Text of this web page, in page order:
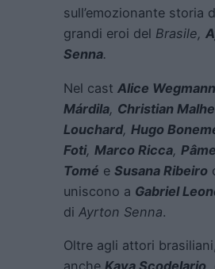
sull’emozionante storia
grandi eroi del Brasile,
Senna.
Nel cast Alice Wegmann
Márdila, Christian
Louchard, Hugo
Foti, Marco Ricca,
Tomé e Susana Ribeiro
uniscono a Gabriel
di Ayrton Senna.
Oltre agli attori brasiliani,
anche Kaya Scodelario